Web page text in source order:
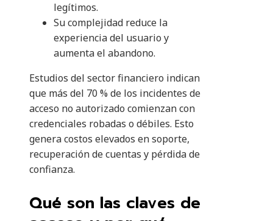
legítimos.
Su complejidad reduce la
experiencia del usuario y
aumenta el abandono.
Estudios del sector financiero indican
que más del 70 % de los incidentes de
acceso no autorizado comienzan con
credenciales robadas o débiles. Esto
genera costos elevados en soporte,
recuperación de cuentas y pérdida de
confianza.
Qué son las claves de